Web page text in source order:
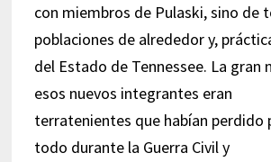
con miembros de Pulaski, sino de
poblaciones de alrededor y,
del Estado de Tennessee. La gran
esos nuevos integrantes eran
terratenientes que habían perdido
todo durante la Guerra Civil y